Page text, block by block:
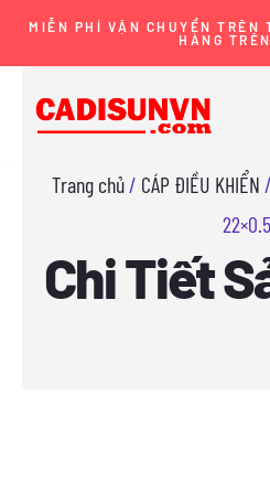
MIỄN PHÍ VẬN CHUYỂN TRÊN
HÀNG
Trang chủ / CÁP ĐIỀU KHIỂN
22×0.5
Chi Tiết